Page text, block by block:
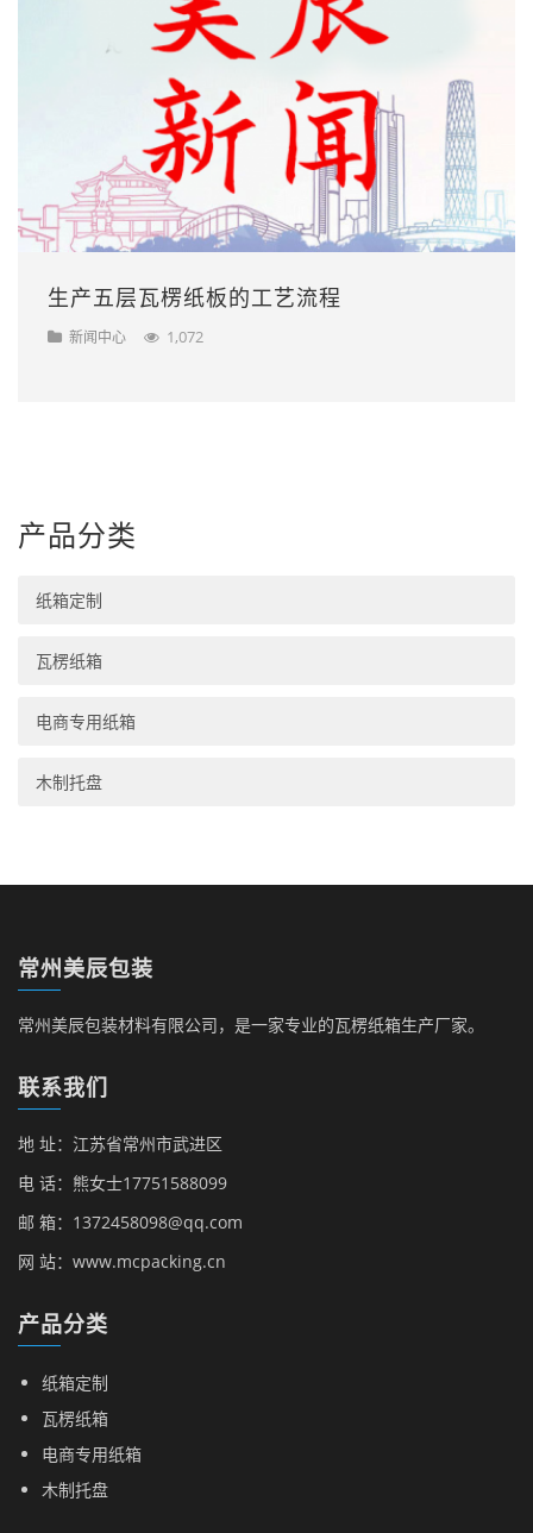
生产五层瓦楞纸板的工艺流程
新闻中心 1,072
产品分类
纸箱定制
瓦楞纸箱
电商专用纸箱
木制托盘
常州美辰包装
常州美辰包装材料有限公司，是一家专业的瓦楞纸箱生产厂家。
联系我们
地 址：江苏省常州市武进区
电 话：熊女士17751588099
邮 箱：1372458098@qq.com
网 站：www.mcpacking.cn
产品分类
纸箱定制
瓦楞纸箱
电商专用纸箱
木制托盘